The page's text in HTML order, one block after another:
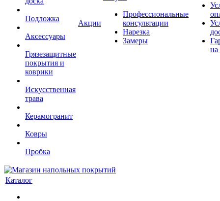
Подложка
Аксессуары
Грязезащитные
покрытия и
коврики
Искусственная
трава
Керамогранит
Ковры
Пробка
Акции
Профессиональные
консультации
Нарезка
Замеры
на
Каталог